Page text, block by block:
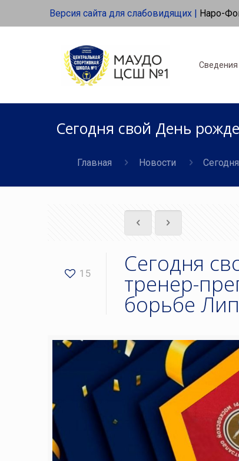
Версия сайта для слабовидящих | Наро-
Сведения
Сегодня свой День
Главная Новости
15 Сегодня
тренер-
борьбе